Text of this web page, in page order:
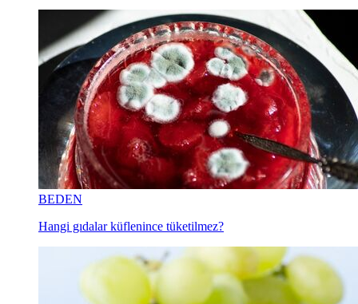
BEDEN
Hangi gıdalar küflenince tüketilmez?